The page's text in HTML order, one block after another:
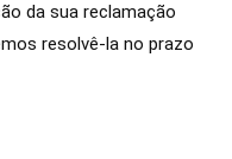
da sua reclamação
resolvê-la no prazo